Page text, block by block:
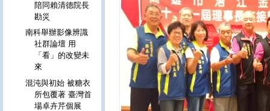
陪同賴清德院長
勘災
南科舉辦影像辨識
社群論壇 用
「看」的改變未
來
混沌與初始 被糖衣
所包覆著 臺灣首
場卓卉芹個展